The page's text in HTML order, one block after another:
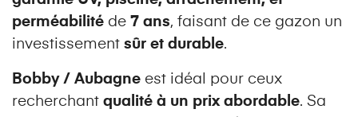
perméabilité de 7 ans, faisant de ce gazon un
investissement sûr et durable.
Bobby / Aubagne est idéal pour ceux
recherchant qualité à un prix abordable. Sa